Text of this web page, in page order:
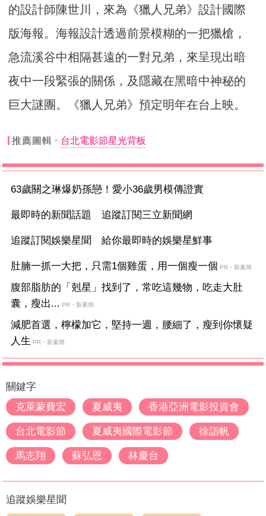
的設計師陳世川，來為《獵人兄弟》設計國際
版海報。海報設計透過前景模糊的一把獵槍，
急流溪谷中相隔甚遠的一對兄弟，來呈現出暗
夜中一段緊張的關係，及隱藏在黑暗中神秘的
巨大謎團。《獵人兄弟》預定明年在台上映。
推薦圖輯 台北電影節星光背板
63歲關之琳爆奶孫戀！愛小36歲男模傳證實
最即時的新聞話題 追蹤訂閱三立新聞網
追蹤訂閱娛樂星聞 給你最即時的娛樂星鮮事
肚腩一抓一大把，只需1個雞蛋，用一個瘦一個 PR・新素簡
腹部脂肪的「剋星」找到了，常吃這幾物，吃走大肚
囊，瘦出... PR・新素簡
減肥首選，檸檬加它，堅持一週，腰細了，瘦到你懷疑
人生 PR・新素簡
關鍵字
克萊蒙費宏
夏威夷 香港亞洲電影投資會
台北電影節 夏威夷國際電影節 徐詣帆
馬志翔 蘇弘恩 林慶台
追蹤娛樂星聞